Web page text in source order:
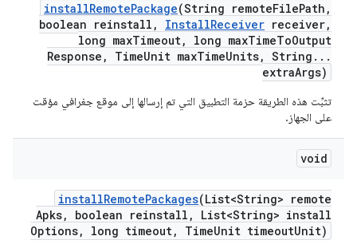
installRemotePackage(String remoteFilePath ,
boolean reinstall , InstallReceiver receiver,
long maxTimeout, long maxTimeToOutput
Response , TimeUnit maxTimeUnits, String . . .
extraArgs)
تثبِّت هذه الطريقة حزمة التطبيق التي تم إرسالها إلى موقع جغرافي مؤقت
على الجهاز.
void
installRemotePackages(List<String> remote
Apks, boolean reinstall ,
List<String> install
Options, long timeout, TimeUnit timeoutUnit)